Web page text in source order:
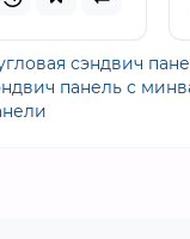
сэндвич
панель с